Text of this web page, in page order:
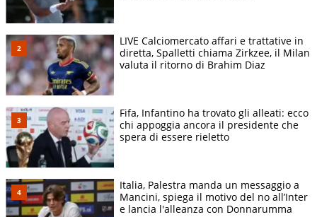
LIVE Calciomercato affari e trattative in
diretta, Spalletti chiama Zirkzee, il Milan
valuta il ritorno di Brahim Diaz
Fifa, Infantino ha trovato gli alleati: ecco
chi appoggia ancora il presidente che
spera di essere rieletto
Italia, Palestra manda un messaggio a
Mancini, spiega il motivo del no all’Inter
e lancia l'alleanza con Donnarumma